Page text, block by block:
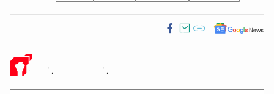
Ý KIẾN CỦA BẠN